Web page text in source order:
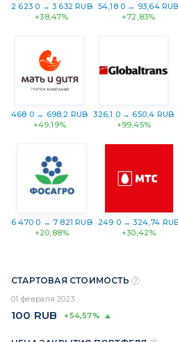
2 623 0 → 3 632 RUB
+38,47%
54,18 0 → 93,64 RUB
+72,83%
468 0 → 698,2 RUB
+49,19%
326,1 0 → 650,4 RUB
+99,45%
6 470 0 → 7 821 RUB
+20,88%
249 0 → 324,74
+30,42%
СТАРТОВАЯ СТОИМОСТЬ
01 февраля 2023
100 RUB +54,57%